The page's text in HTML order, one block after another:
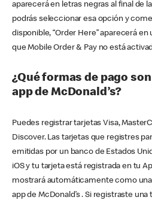
aparecerá en letras negras al final de
podrás seleccionar esa opción y
disponible, “Order Here” aparecerá
que Mobile Order & Pay no está
¿Qué formas de pago
app de McDonald’s?
Puedes registrar tarjetas Visa,
Discover. Las tarjetas que registres
emitidas por un banco de Estados
iOS y tu tarjeta está registrada en tu
mostrará automáticamente como
app de McDonald’s . Si registraste